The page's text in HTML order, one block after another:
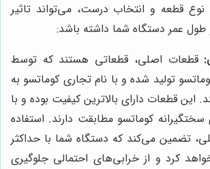
قطعه و انتخاب درست، می‌تواند تاثیر
طول عمر دستگاه شما داشته باشد:
قطعات اصلی، قطعاتی هستند که توسط
تولید شده و با نام تجاری کوماتسو به
قطعات دارای بالاترین کیفیت بوده و با
سختگیرانه کوماتسو مطابقت دارند. استفاده
تضمین می‌کند که دستگاه شما با حداکثر
کرد و از خرابی‌های احتمالی جلوگیری